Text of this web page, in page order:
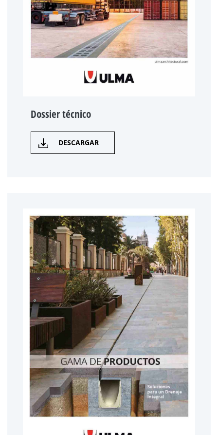
Dossier técnico
DESCARGAR